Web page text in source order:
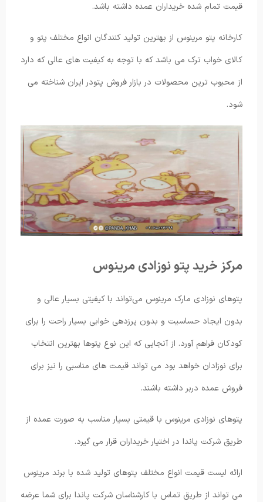
قیمت تمام شده خریداران عمده داشته باشد.
کارخانه پتو مرینوس از بهترین تولید کنندگان انواع مختلف پتو و
کالای خواب ترک می باشد که با توجه به کیفیت های عالی که دارد
از محبوب ترین محصولات در بازار فروش پتودر ایران شناخته می
شود.
مرکز خرید پتو نوزادی مرینوس
پتوهای نوزادی مارک مرینوس می‌تواند با کیفیتی بسیار عالی و
بدون ایجاد حساسیت و بدون پرزدهی خوابی بسیار راحت را برای
کودکان فراهم آورد. از آنجایی که این نوع پتوها بهترین انتخاب
برای نوزادان خواهد بود می تواند قیمت های مناسبی را نیز برای
فروش عمده دربر داشته باشند.
پتوهای نوزادی مرینوس با قیمتی بسیار مناسب به صورت عمده از
طریق شرکت پاندا در اختیار خریداران قرار می گیرد.
ارائه لیست قیمت انواع مختلف پتوهای تولید شده با برند مرینوس
می تواند از طریق تماس با کارشناسان شرکت پاندا برای شما عرضه